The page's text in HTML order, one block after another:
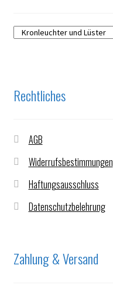
Rechtliches
AGB
Widerrufsbestimmungen
Haftungsausschluss
Datenschutzbelehrung
Zahlung & Versand